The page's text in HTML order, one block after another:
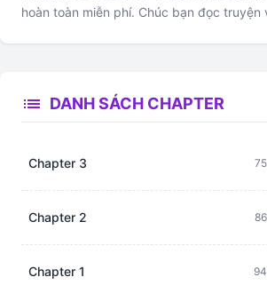
hoàn toàn miễn phí. Chúc bạn đọc truyện
list DANH SÁCH CHAPTER
Chapter 3
Chapter 2
Chapter 1